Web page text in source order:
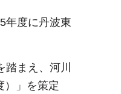
年度に丹波東
まえ、河川
）」を策定